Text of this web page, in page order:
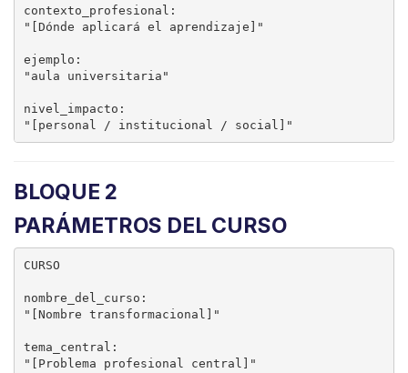
contexto_profesional:
"[Dónde aplicará el aprendizaje]"
ejemplo:
"aula universitaria"
nivel_impacto:
BLOQUE 2
PARÁMETROS DEL CURSO
CURSO
nombre_del_curso:
"[Nombre transformacional]"
tema_central:
"[Problema profesional central]"